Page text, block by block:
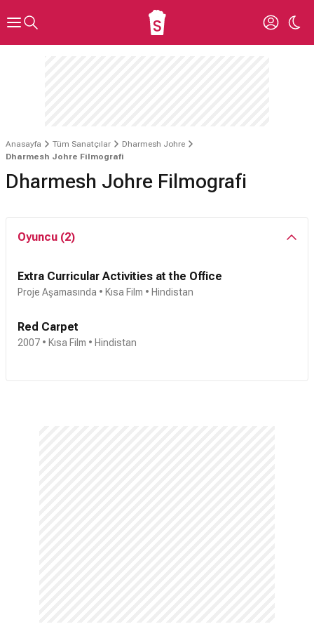
Anasayfa Tüm Sanatçılar
Dharmesh Johre
Dharmesh Johre Filmografi
Dharmesh Johre Filmografi
Oyuncu (2)
Extra Curricular Activities at the Office
Proje Aşamasında • Kısa Film • Hindistan
Red Carpet
2007 • Kısa Film • Hindistan